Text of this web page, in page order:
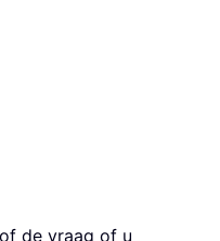
de vraag of u